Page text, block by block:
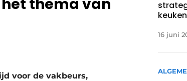
thema van
voor de vakbeurs,
16 juni